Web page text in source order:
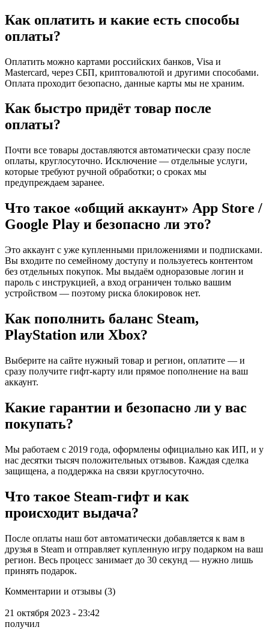
Как оплатить и какие есть способы
оплаты?
Оплатить можно картами российских банков, Visa и
Mastercard, через СБП, криптовалютой и другими способами.
Оплата проходит безопасно, данные карты мы не храним.
Как быстро придёт товар после
оплаты?
Почти все товары доставляются автоматически сразу после
оплаты, круглосуточно. Исключение — отдельные услуги,
которые требуют ручной обработки; о сроках мы
предупреждаем заранее.
Что такое «общий аккаунт» App Store /
Google Play и безопасно ли это?
Это аккаунт с уже купленными приложениями и подписками.
Вы входите по семейному доступу и пользуетесь контентом
без отдельных покупок. Мы выдаём одноразовые логин и
пароль с инструкцией, а вход ограничен только вашим
устройством — поэтому риска блокировок нет.
Как пополнить баланс Steam,
PlayStation или Xbox?
Выберите на сайте нужный товар и регион, оплатите — и
сразу получите гифт-карту или прямое пополнение на ваш
аккаунт.
Какие гарантии и безопасно ли у вас
покупать?
Мы работаем с 2019 года, оформлены официально как ИП, и у
нас десятки тысяч положительных отзывов. Каждая сделка
защищена, а поддержка на связи круглосуточно.
Что такое Steam-гифт и как
происходит выдача?
После оплаты наш бот автоматически добавляется к вам в
друзья в Steam и отправляет купленную игру подарком на ваш
регион. Весь процесс занимает до 30 секунд — нужно лишь
принять подарок.
Комментарии и отзывы (3)
21 октября 2023 - 23:42
получил